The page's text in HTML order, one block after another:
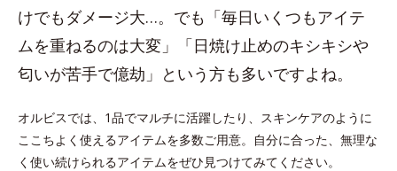
けでもダメージ大…。でも「毎日いくつもアイテ
ムを重ねるのは大変」「日焼け止めのキシキシや
匂いが苦手で億劫」という方も多いですよね。
オルビスでは、1品でマルチに活躍したり、スキンケアのように
ここちよく使えるアイテムを多数ご用意。自分に合った、無理な
く使い続けられるアイテムをぜひ見つけてみてください。